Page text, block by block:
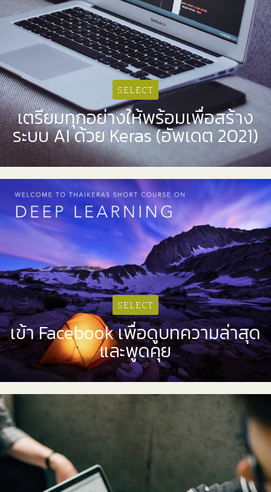
SELECT
เตรียมทุกอย่างให้พร้อมเพื่อสร้าง
ระบบ AI ด้วย Keras (อัพเดต 2021)
SELECT
เข้า Facebook เพื่อดูบทความล่าสุด
และพูดคุย